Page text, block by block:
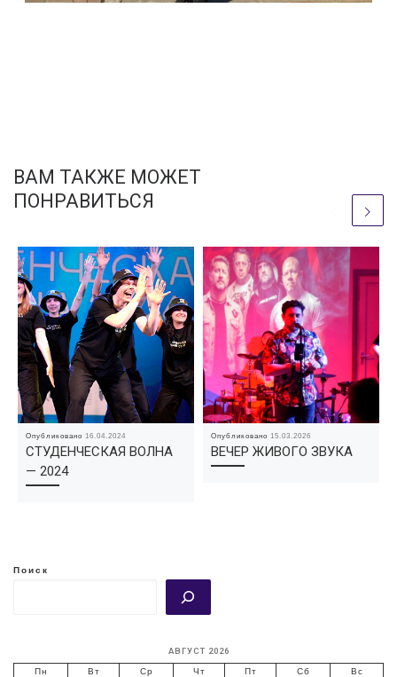
ВАМ ТАКЖЕ МОЖЕТ
ПОНРАВИТЬСЯ
Опубликовано16.04.2024
СТУДЕНЧЕСКАЯ ВОЛНА
— 2024
Опубликовано15.03.2026
ВЕЧЕР ЖИВОГО ЗВУКА
Поиск
АВГУСТ 2026
Пн Вт Ср Чт Пт Сб Вс